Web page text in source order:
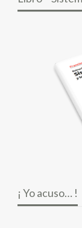
¡ Yo acuso… !